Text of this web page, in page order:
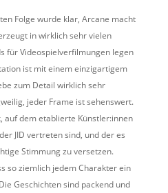
Folge wurde klar, Arcane macht
in wirklich sehr vielen
für Videospielverfilmungen legen
ist mit einem einzigartigem
zum Detail wirklich sehr
jeder Frame ist sehenswert.
auf dem etablierte Künstler:innen
JID vertreten sind, und der es
Stimmung zu versetzen.
so ziemlich jedem Charakter ein
Geschichten sind packend und